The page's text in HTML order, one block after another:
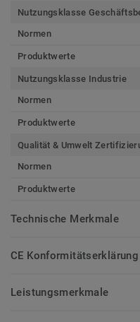
Nutzungsklasse
Normen
Produktwerte
Nutzungsklasse Industrie
Normen
Produktwerte
Qualität & Umwelt
Normen
Produktwerte
Technische Merkmale
CE Konformitätserklärung
Leistungsmerkmale